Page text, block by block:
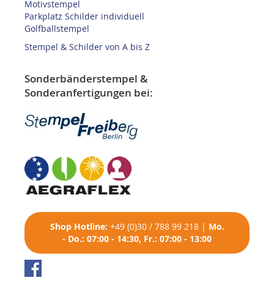
Motivstempel
Parkplatz Schilder individuell
Golfballstempel
Stempel & Schilder von A bis Z
Sonderbänderstempel &
Sonderanfertigungen bei:
Shop Hotline: +49 (0)30 / 788 99 218| Mo.
- Do.: 07:00 - 14:30, Fr.: 07:00 - 13:00